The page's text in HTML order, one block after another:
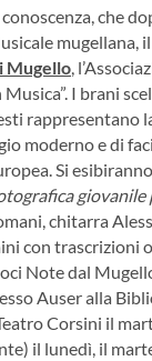
che
mugellana,
Mugello,
I brani
rappresentano
moderno e di
Si
giovanile
chitarra
con trascrizioni
Note dal
Auser alla
Corsini il
il lunedì, il